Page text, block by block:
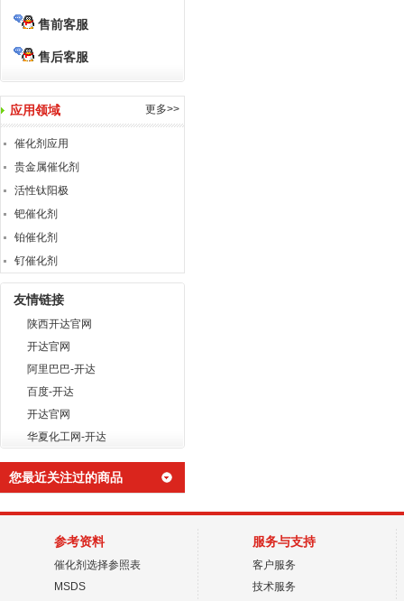
售前客服
售后客服
应用领域 更多>>
催化剂应用
贵金属催化剂
活性钛阳极
钯催化剂
铂催化剂
钌催化剂
友情链接
陕西开达官网
开达官网
阿里巴巴-开达
百度-开达
开达官网
华夏化工网-开达
您最近关注过的商品
参考资料
催化剂选择参照表
MSDS
服务与支持
客户服务
技术服务